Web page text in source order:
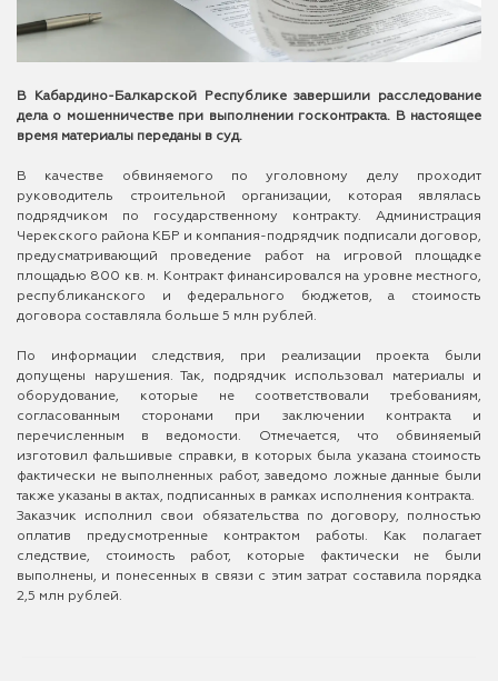
В Кабардино-Балкарской Республике завершили расследование
дела о мошенничестве при выполнении госконтракта. В настоящее
время материалы переданы в суд.
В качестве обвиняемого по уголовному делу проходит
руководитель строительной организации, которая являлась
подрядчиком по государственному контракту. Администрация
Черекского района КБР и компания-подрядчик подписали договор,
предусматривающий проведение работ на игровой площадке
площадью 800 кв. м. Контракт финансировался на уровне местного,
республиканского и федерального бюджетов, а стоимость
договора составляла больше 5 млн рублей.
По информации следствия, при реализации проекта были
допущены нарушения. Так, подрядчик использовал материалы и
оборудование, которые не соответствовали требованиям,
согласованным сторонами при заключении контракта и
перечисленным в ведомости. Отмечается, что обвиняемый
изготовил фальшивые справки, в которых была указана стоимость
фактически не выполненных работ, заведомо ложные данные были
также указаны в актах, подписанных в рамках исполнения контракта.
Заказчик исполнил свои обязательства по договору, полностью
оплатив предусмотренные контрактом работы. Как полагает
следствие, стоимость работ, которые фактически не были
выполнены, и понесенных в связи с этим затрат составила порядка
2,5 млн рублей.